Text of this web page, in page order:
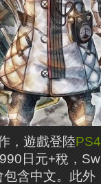
，遊戲登陸PS4
日元+稅，
含中文。此外